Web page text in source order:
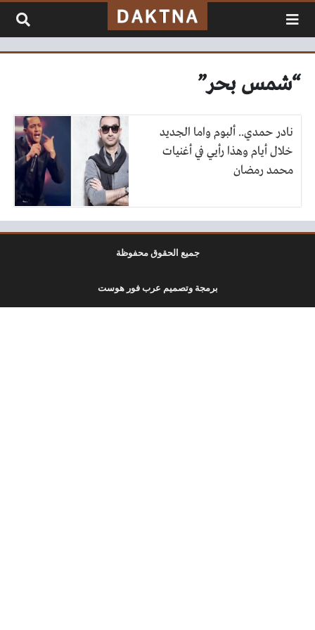
“شمس بحر”
نادر حمدي.. ألبوم واما الجديد
خلال أيام وهذا رأيي في أغنيات
محمد رمضان
جميع الحقوق محفوظة
برمجة وتصميم عرب فور هوست